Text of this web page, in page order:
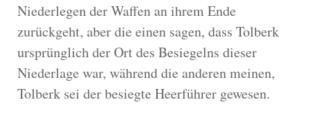
Niederlegen der Waffen an ihrem Ende
zurückgeht, aber die einen sagen, dass Tolberk
ursprünglich der Ort des Besiegelns dieser
Niederlage war, während die anderen meinen,
Tolberk sei der besiegte Heerführer gewesen.